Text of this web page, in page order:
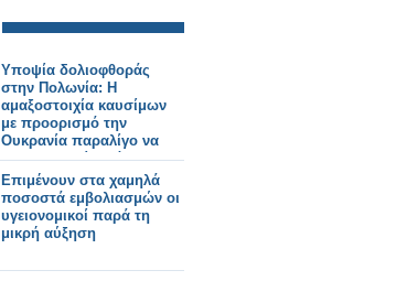
Υποψία δολιοφθοράς
στην Πολωνία: Η
αμαξοστοιχία καυσίμων
με προορισμό την
Ουκρανία παραλίγο να
εκτροχιαστεί μετά την
ενεργοποίηση των
φρένων έκτακτης ανάγκης
Επιμένουν στα χαμηλά
ποσοστά εμβολιασμών οι
υγειονομικοί παρά τη
μικρή αύξηση